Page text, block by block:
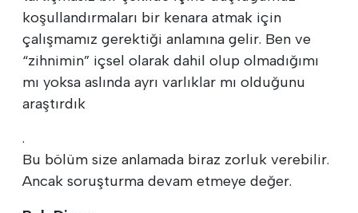
koşullandırmaları bir kenara atmak için
çalışmamız gerektiği anlamına gelir. Ben ve
“zihnimin” içsel olarak dahil olup olmadığımı
mı yoksa aslında ayrı varlıklar mı olduğunu
araştırdık
.
Bu bölüm size anlamada biraz zorluk verebilir.
Ancak soruşturma devam etmeye değer.